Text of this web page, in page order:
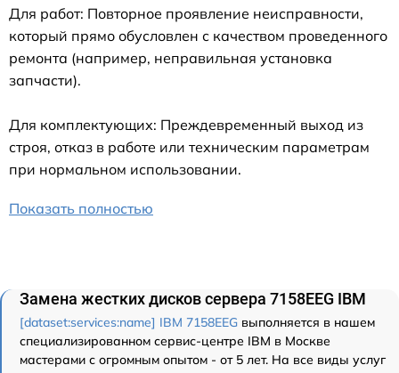
Для работ: Повторное проявление неисправности,
который прямо обусловлен с качеством проведенного
ремонта (например, неправильная установка
запчасти).
Для комплектующих: Преждевременный выход из
строя, отказ в работе или техническим параметрам
при нормальном использовании.
Показать полностью
Замена жестких дисков сервера 7158EEG IBM
[dataset:services:name] IBM 7158EEG выполняется в нашем
специализированном сервис-центре IBM в Москве
мастерами с огромным опытом - от 5 лет. На все виды услуг